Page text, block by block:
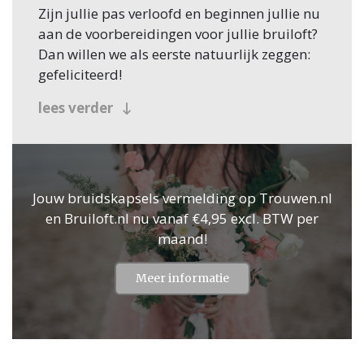
Jouw bruidskapsels vermelding op Trouwen.nl
en Bruiloft.nl nu vanaf €4,95 excl. BTW per
maand!
Meer informatie
Zijn jullie pas verloofd en beginnen jullie nu
aan de voorbereidingen voor jullie bruiloft?
Dan willen we als eerste natuurlijk zeggen:
gefeliciteerd!
Veel bruidsparen beginnen hun zoektocht
natuurlijk in Woudenberg! Nou, je bent op
de juiste plek beland, want op Trouwen.nl
vind je oneindig veel inspiratie voor alle
facetten van jullie bruiloft. Bovendien vind je
op Trouwen.nl alle professionals voor je
bruiloft in heel Nederland, dus ook in
Woudenberg.
Voor zowel Bruidskapsels als vele andere
onderdelen voor de bruiloft kan je op
Trouwen.nl veel inspiratie vinden. En heb je
lees verder